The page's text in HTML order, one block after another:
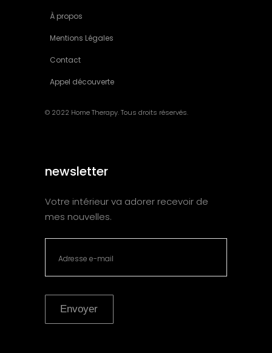
À propos
Mentions Légales
Contact
Appel découverte
© 2022 Home Therapy. Tous droits réservés.
newsletter
Votre intérieur va adorer recevoir de
mes nouvelles.
Envoyer